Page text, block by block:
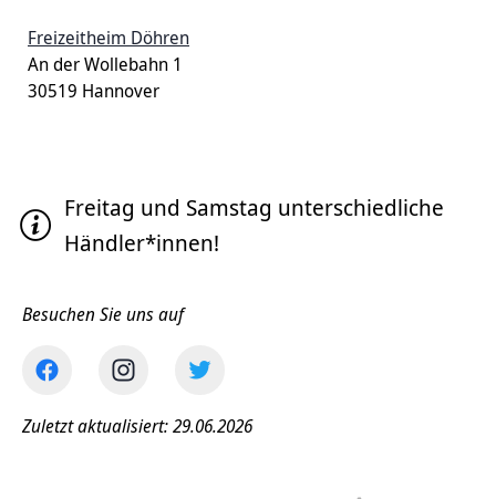
Freizeitheim Döhren
An der Wollebahn 1
30519 Hannover
Freitag und Samstag unterschiedliche
Händler*innen!
Besuchen Sie uns auf
Zuletzt aktualisiert: 29.06.2026